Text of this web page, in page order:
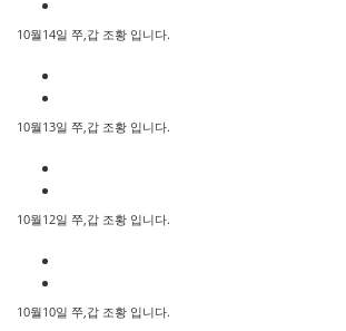
10월14일 쭈,갑 조황 입니다.
10월13일 쭈,갑 조황 입니다.
10월12일 쭈,갑 조황 입니다.
10월10일 쭈,갑 조황 입니다.